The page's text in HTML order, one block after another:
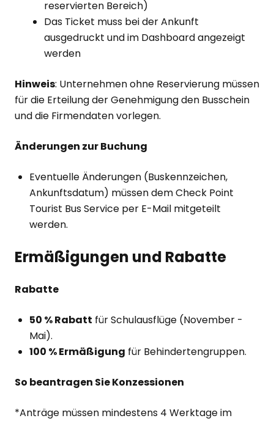
reservierten Bereich)
Das Ticket muss bei der Ankunft
ausgedruckt und im Dashboard angezeigt
werden
Hinweis: Unternehmen ohne Reservierung müssen
für die Erteilung der Genehmigung den Busschein
und die Firmendaten vorlegen.
Änderungen zur Buchung
Eventuelle Änderungen (Buskennzeichen,
Ankunftsdatum) müssen dem Check Point
Tourist Bus Service per E-Mail mitgeteilt
werden.
Ermäßigungen und Rabatte
Rabatte
50 % Rabatt für Schulausflüge (November -
Mai).
100 % Ermäßigung für Behindertengruppen.
So beantragen Sie Konzessionen
*Anträge müssen mindestens 4 Werktage im